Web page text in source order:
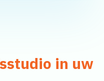
in uw